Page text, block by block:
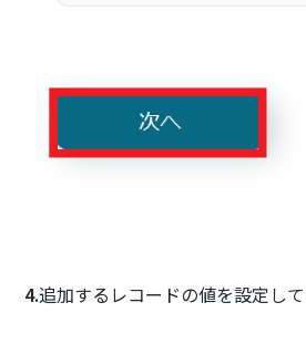
4.追加するレコードの値を設定して